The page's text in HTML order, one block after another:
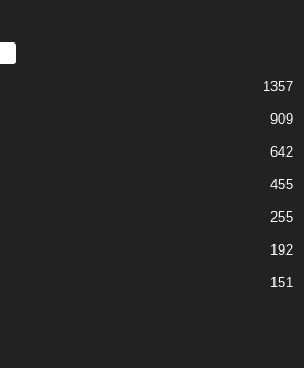
1357
909
642
455
255
192
151